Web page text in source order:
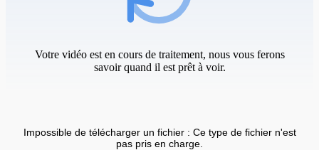
Votre vidéo est en cours de traitement, nous vous ferons
savoir quand il est prêt à voir.
Impossible de télécharger un fichier : Ce type de fichier n'est
pas pris en charge.